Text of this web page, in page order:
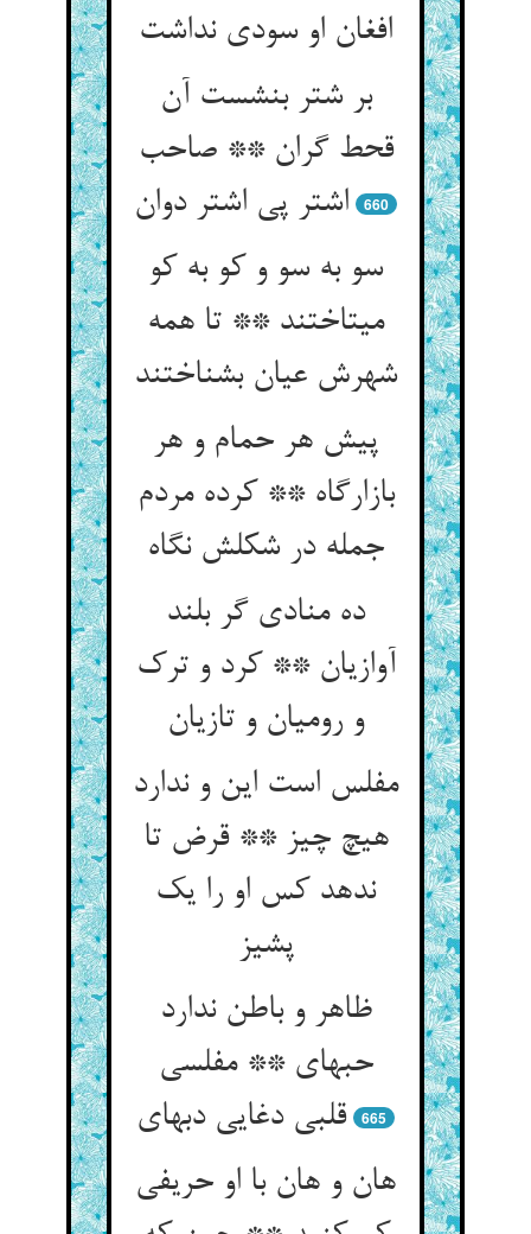
افغان او سودی نداشت‏
بر شتر بنشست آن
قحط گران ** صاحب
اشتر پی اشتر دوان‏
660
سو به سو و کو به کو
می‏تاختند ** تا همه
شهرش عیان بشناختند
پیش هر حمام و هر
بازارگاه ** کرده مردم
جمله در شکلش نگاه‏
ده منادی گر بلند
آوازیان ** کرد و ترک
و رومیان و تازیان‏
مفلس است این و ندارد
هیچ چیز ** قرض تا
ندهد کس او را یک
پشیز
ظاهر و باطن ندارد
حبه‏ای ** مفلسی
قلبی دغایی دبه‏ای‏
665
هان و هان با او حریفی